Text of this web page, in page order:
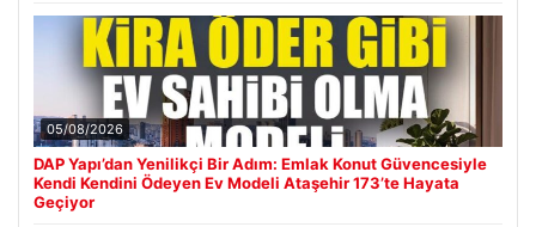
05/08/2026
DAP Yapı’dan Yenilikçi Bir Adım: Emlak Konut Güvencesiyle
Kendi Kendini Ödeyen Ev Modeli Ataşehir 173’te Hayata
Geçiyor